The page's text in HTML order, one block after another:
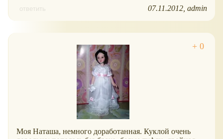
ответить 07.11.2012 admin
Моя Наташа, немного доработанная. Куклой очень